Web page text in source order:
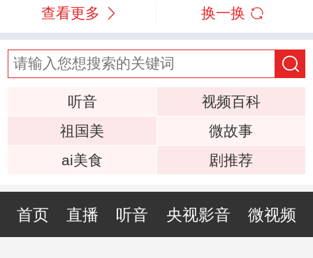
查看更多 换一换
听音
视频百科
祖国美
微故事
ai美食
剧推荐
首页 直播 听音 央视影音 微视频